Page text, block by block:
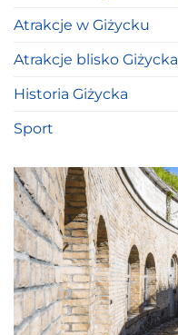
Atrakcje w Giżycku
Atrakcje blisko Giżycka
Historia Giżycka
Sport